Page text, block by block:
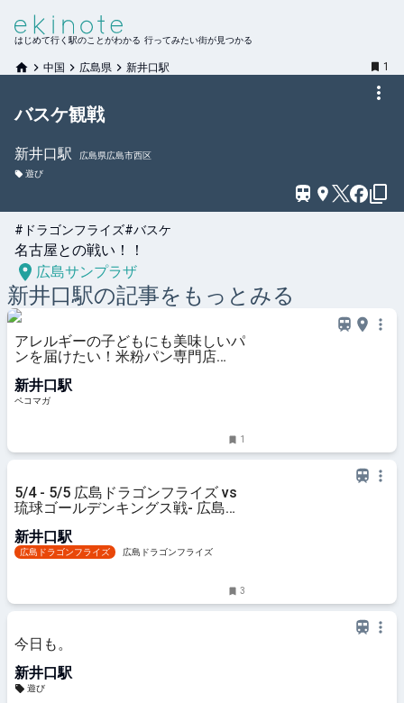
はじめて行く駅のことがわかる 行ってみたい街が見つかる
中国 広島県 新井口駅 1
バスケ観戦
新井口駅
広島県広島市西区
遊び
#ドラゴンフライズ#バスケ
名古屋との戦い！！
広島サンプラザ
新井口駅の記事をもっとみる
アレルギーの子どもにも美味しいパ
ンを届けたい！米粉パン専門店
新井口駅
ペコマガ
1
5/4 - 5/5 広島ドラゴンフライズ vs
琉球ゴールデンキングス戦- 広島ド
新井口駅
広島ドラゴンフライズ 広島ドラゴンフライズ
3
今日も。
新井口駅
遊び